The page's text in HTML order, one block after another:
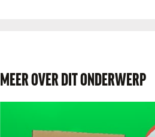
MEER OVER DIT ONDERWERP